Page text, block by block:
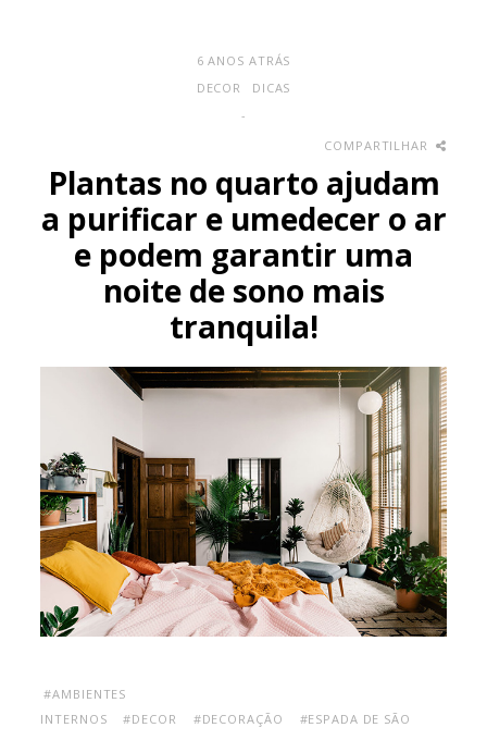
6 ANOS ATRÁS
DECOR
DICAS
-
COMPARTILHAR
Plantas no quarto ajudam
a purificar e umedecer o ar
e podem garantir uma
noite de sono mais
tranquila!
#AMBIENTES
INTERNOS
#DECOR #DECORAÇÃO
#ESPADA DE SÃO